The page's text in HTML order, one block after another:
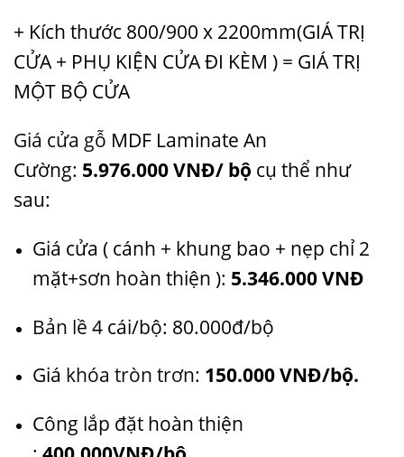
+ Kích thước 800/900 x 2200mm(GIÁ TRỊ
CỬA + PHỤ KIỆN CỬA ĐI KÈM ) = GIÁ TRỊ
MỘT BỘ CỬA
Giá cửa gỗ MDF Laminate An
Cường: 5.976.000 VNĐ/ bộ cụ thể như
sau:
Giá cửa ( cánh + khung bao + nẹp chỉ 2
mặt+sơn hoàn thiện ): 5.346.000 VNĐ
Bản lề 4 cái/bộ: 80.000đ/bộ
Giá khóa tròn trơn: 150.000 VNĐ/bộ.
Công lắp đặt hoàn thiện